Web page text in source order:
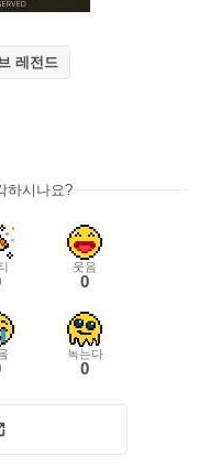
레전드
하시나요?
웃음
0
녹는다
0